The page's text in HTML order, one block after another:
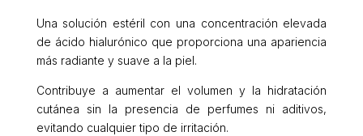
Una solución estéril con una concentración elevada
de ácido hialurónico que proporciona una apariencia
más radiante y suave a la piel.
Contribuye a aumentar el volumen y la hidratación
cutánea sin la presencia de perfumes ni aditivos,
evitando cualquier tipo de irritación.